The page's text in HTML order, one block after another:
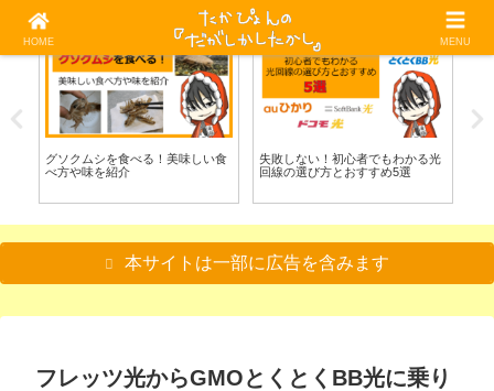
料理/食べる
グソクムシを食べる！美味しい食
べ方や味を紹介
光回線
失敗しない！初心者でもわかる光
回線の選び方とおすすめ5選
本サイトは一部に広告を含みます
フレッツ光からGMOとくとくBB光に乗り
HOME MENU